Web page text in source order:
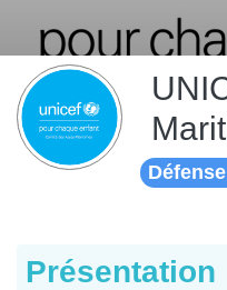
Présentation